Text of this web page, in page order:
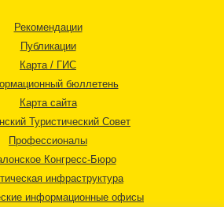
Рекомендации
Публикации
Карта / ГИС
бюллетень
Карта сайта
Туристический Совет
Профессионалы
Конгресс-Бюро
инфраструктура
информационные офисы